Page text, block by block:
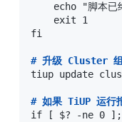
echo "脚本已
    exit 1
fi
# 升级 Cluster
tiup update
# 如果 TiUP 运行
if [ $? -ne 0 ];